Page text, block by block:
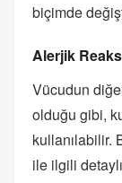
biçimde
Alerjik
Vücudun
olduğu gibi,
kullanılabilir.
ile ilgili